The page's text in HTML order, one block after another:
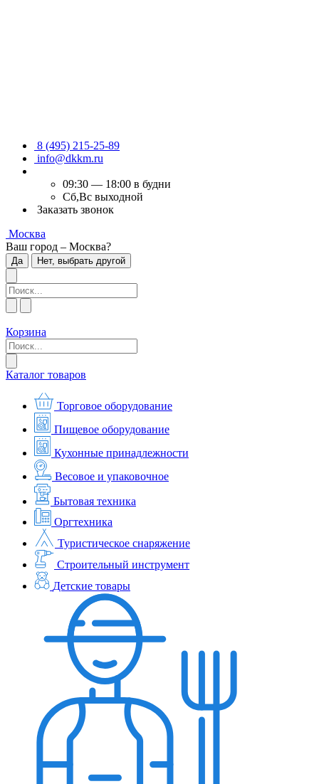
8 (495) 215-25-89
info@dkkm.ru
09:30 — 18:00 в будни
Сб,Вс выходной
Заказать звонок
Москва
Ваш город – Москва?
Да Нет, выбрать другой
Корзина
Каталог товаров
Торговое оборудование
Пищевое оборудование
Кухонные принадлежности
Весовое и упаковочное
Бытовая техника
Оргтехника
Туристическое снаряжение
Строительный инструмент
Детские товары